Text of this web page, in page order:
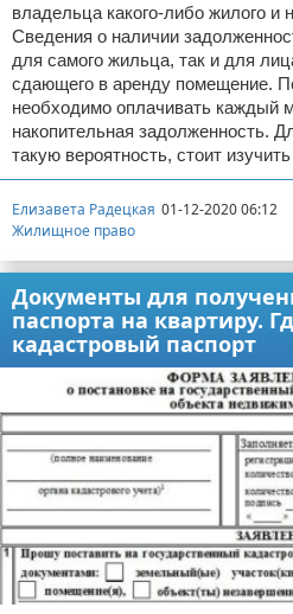
владельца какого-либо жилого и
Сведения о наличии
для самого жильца, так и для
сдающего в аренду помещение.
необходимо оплачивать каждый
накопительная задолженность.
такую вероятность, стоит
Елизавета Радецкая 01-12-2020 06:12
Жилищное право
Документы для
паспорта на квартиру.
кадастровый паспорт